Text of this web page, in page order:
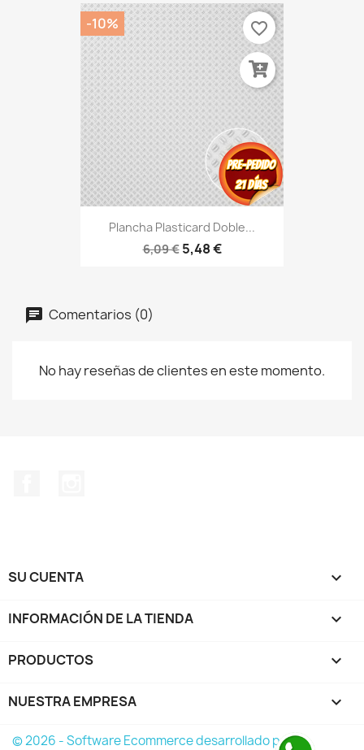
Plancha Plasticard Doble...
6,09 € 5,48 €
-10% favorite_border
Comentarios (0)
No hay reseñas de clientes en este momento.
SU CUENTA 
INFORMACIÓN DE LA TIENDA keyboard_arrow_down
PRODUCTOS 
NUESTRA EMPRESA 
© 2026 - Software Ecommerce desarrollado por